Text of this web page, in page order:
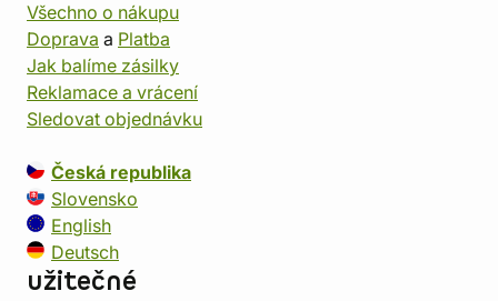
Všechno o nákupu
Doprava a Platba
Jak balíme zásilky
Reklamace a vrácení
Sledovat objednávku
Česká republika
Slovensko
English
Deutsch
užitečné